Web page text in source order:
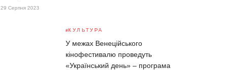
29 Серпня 2023
КУЛЬТУРА
У межах Венеційського
кінофестивалю проведуть
«Український день» – програма